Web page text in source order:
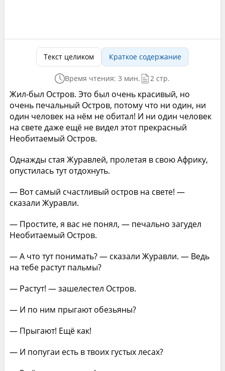
Текст целиком Краткое содержание
Время чтения: 3 мин. 2 стр.
Жил-был Остров. Это был очень красивый, но
очень печальный Остров, потому что ни один, ни
один человек на нём не обитал! И ни один человек
на свете даже ещё не видел этот прекрасный
Необитаемый Остров.
Однажды стая Журавлей, пролетая в свою Африку,
опустилась тут отдохнуть.
— Вот самый счастливый остров на свете! —
сказали Журавли.
— Простите, я вас не понял, — печально загудел
Необитаемый Остров.
— А что тут понимать? — сказали Журавли. — Ведь
на тебе растут пальмы?
— Растут! — зашелестел Остров.
— И по ним прыгают обезьяны?
— Прыгают! Ещё как!
— И попугаи есть в твоих густых лесах?